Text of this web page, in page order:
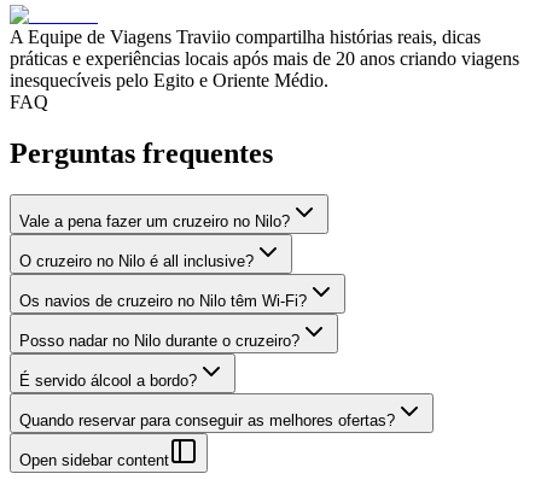
A Equipe de Viagens Traviio compartilha histórias reais, dicas
práticas e experiências locais após mais de 20 anos criando viagens
inesquecíveis pelo Egito e Oriente Médio.
FAQ
Perguntas frequentes
Vale a pena fazer um cruzeiro no Nilo?
O cruzeiro no Nilo é all inclusive?
Os navios de cruzeiro no Nilo têm Wi-Fi?
Posso nadar no Nilo durante o cruzeiro?
É servido álcool a bordo?
Quando reservar para conseguir as melhores ofertas?
Open sidebar content